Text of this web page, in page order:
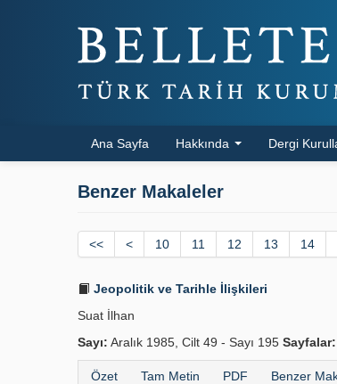
Ana Sayfa Hakkında Dergi
Benzer Makaleler
<< < 10 11 12 13 14
Jeopolitik ve Tarihle İlişkileri
Suat İlhan
Sayı: Aralık 1985, Cilt 49 - Sayı 195 Sayfalar:
Özet Tam Metin PDF Benzer